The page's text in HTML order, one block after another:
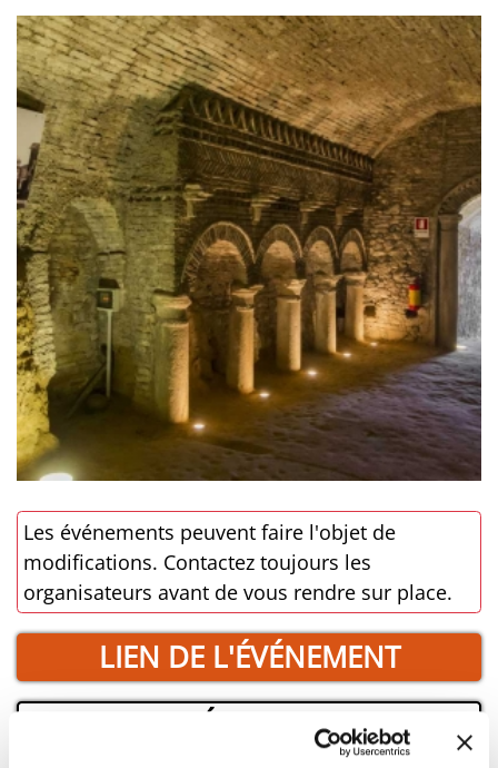
Les événements peuvent faire l'objet de
modifications. Contactez toujours les
organisateurs avant de vous rendre sur place.
LIEN DE L'ÉVÉNEMENT
RÉSERVER